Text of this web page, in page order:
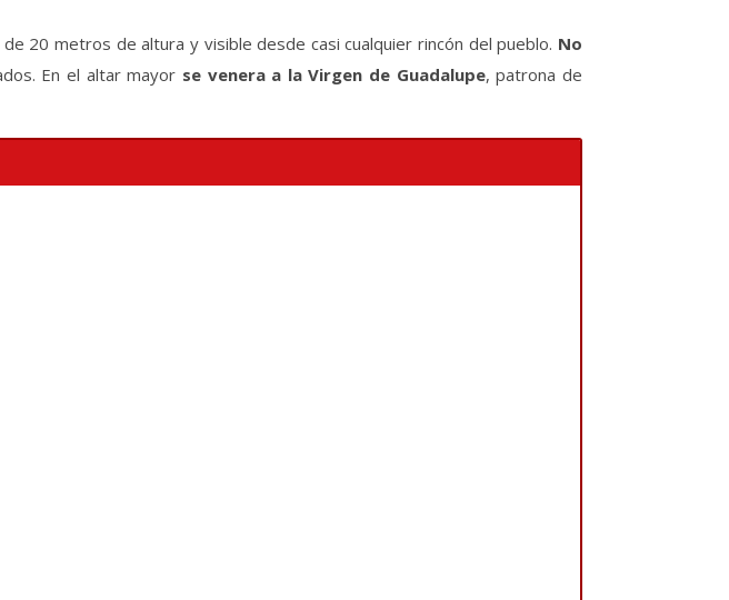
20 metros de altura y visible desde casi cualquier rincón del pueblo. No
En el altar mayor se venera a la Virgen de Guadalupe, patrona de